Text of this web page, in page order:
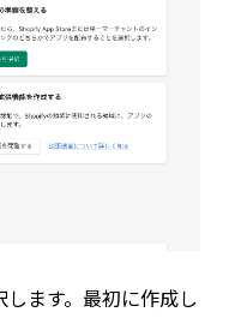
ます。最初に作成し